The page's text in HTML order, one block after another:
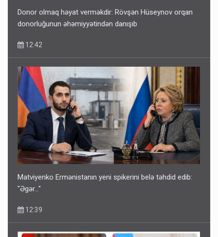
Donor olmaq həyat verməkdir: Rövşən Hüseynov orqan
donorluğunun əhəmiyyətindən danışıb
12:42
Matviyenko Ermənistanın yeni spikerini belə təhdid edib:
"Əgər..."
12:39